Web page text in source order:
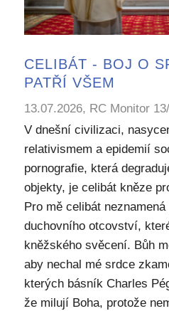
CELIBÁT - BOJ O
PATŘÍ VŠEM
13.07.2026, RC Monitor
V dnešní civilizaci,
relativismem a epidemií
pornografie, která
objekty, je celibát kněze
Pro mě celibát
duchovního otcovství,
kněžského svěcení. Bůh
aby nechal mé srdce
kterých básník Charles
že milují Boha, protože